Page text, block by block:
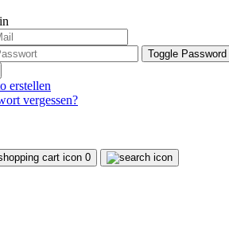
Toggle
erstellen
vergessen?
0